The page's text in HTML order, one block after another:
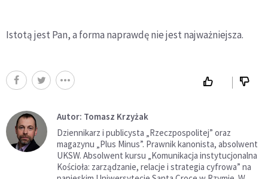
Istotą jest Pan, a forma naprawdę nie jest najważniejsza.
Autor: Tomasz Krzyżak
Dziennikarz i publicysta „Rzeczpospolitej” oraz
magazynu „Plus Minus”. Prawnik kanonista, absolwent
UKSW. Absolwent kursu „Komunikacja instytucjonalna
Kościoła: zarządzanie, relacje i strategia cyfrowa” na